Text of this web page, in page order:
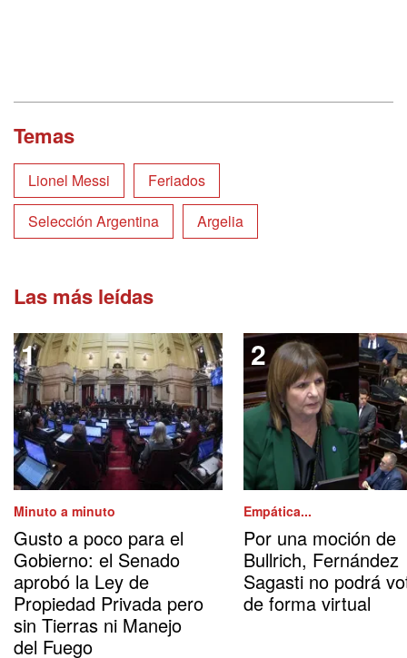
Temas
Lionel Messi
Feriados
Selección Argentina
Argelia
Las más leídas
Minuto a minuto
Gusto a poco para el
Gobierno: el Senado
aprobó la Ley de
Propiedad Privada pero
sin Tierras ni Manejo
del Fuego
Empática...
Por una moción de
Bullrich, Fernández
Sagasti no podrá
de forma virtual